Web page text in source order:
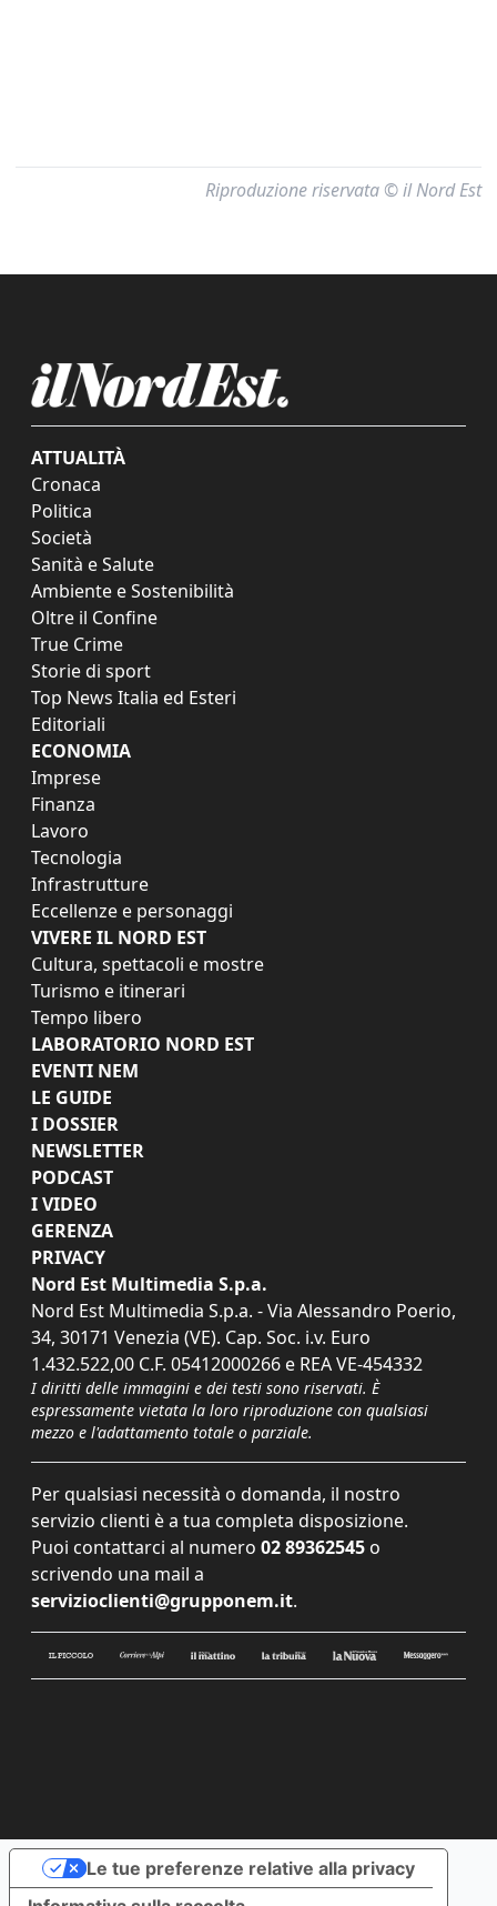
Riproduzione riservata © il Nord Est
ATTUALITÀ
Cronaca
Politica
Società
Sanità e Salute
Ambiente e Sostenibilità
Oltre il Confine
True Crime
Storie di sport
Top News Italia ed Esteri
Editoriali
ECONOMIA
Imprese
Finanza
Lavoro
Tecnologia
Infrastrutture
Eccellenze e personaggi
VIVERE IL NORD EST
Cultura, spettacoli e mostre
Turismo e itinerari
Tempo libero
LABORATORIO NORD EST
EVENTI NEM
LE GUIDE
I DOSSIER
NEWSLETTER
PODCAST
I VIDEO
GERENZA
PRIVACY
Nord Est Multimedia S.p.a.
Nord Est Multimedia S.p.a. - Via Alessandro Poerio,
34, 30171 Venezia (VE). Cap. Soc. i.v. Euro
1.432.522,00 C.F. 05412000266 e REA VE-454332
I diritti delle immagini e dei testi sono riservati. È
espressamente vietata la loro riproduzione con qualsiasi
mezzo e l'adattamento totale o parziale.
Per qualsiasi necessità o domanda, il nostro
servizio clienti è a tua completa disposizione.
Puoi contattarci al numero 02 89362545 o
scrivendo una mail a
servizioclienti@grupponem.it.
Le tue preferenze relative alla privacy